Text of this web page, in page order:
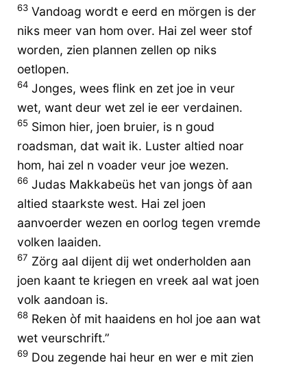
63 Vandoag wordt e eerd en mörgen is der
niks meer van hom over. Hai zel weer stof
worden, zien plannen zellen op niks
oetlopen.
64 Jonges, wees flink en zet joe in veur
wet, want deur wet zel ie eer verdainen.
65 Simon hier, joen bruier, is n goud
roadsman, dat wait ik. Luster altied noar
hom, hai zel n voader veur joe wezen.
66 Judas Makkabeüs het van jongs òf aan
altied staarkste west. Hai zel joen
aanvoerder wezen en oorlog tegen vremde
volken laaiden.
67 Zörg aal dijent dij wet onderholden aan
joen kaant te kriegen en vreek aal wat joen
volk aandoan is.
68 Reken òf mit haaidens en hol joe aan wat
wet veurschrift.”
69 Dou zegende hai heur en wer e mit zien